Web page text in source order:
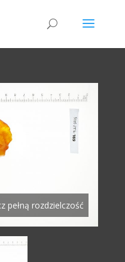
pełną rozdzielczość